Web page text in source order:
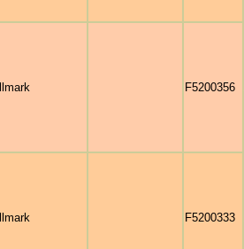
F5200356
F5200333